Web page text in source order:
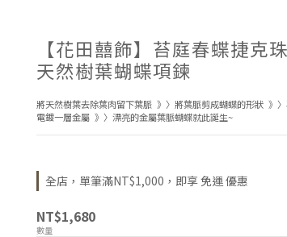
【花田囍飾】苔庭春蝶捷克
天然樹葉蝴蝶項鍊
將天然樹葉去除葉肉留下葉脈  》〉將葉脈剪成蝴蝶的形狀  》
電鍍一層金屬  》〉漂亮的金屬葉脈蝴蝶就此誕生~
全店，單筆滿NT$1,000，即享 免運 優惠
NT$1,680
數量